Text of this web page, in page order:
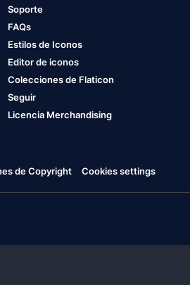
Soporte
FAQs
Estilos de Iconos
Editor de iconos
Colecciones de Flaticon
Seguir
Licencia Merchandising
de Copyright Cookies settings